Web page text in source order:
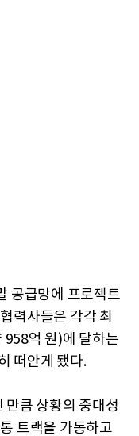
공급망에 프로젝트
력사들은 각각 최
958억 원)에 달하는
떠안게 됐다.
만큼 상황의 중대성
트랙을 가동하고